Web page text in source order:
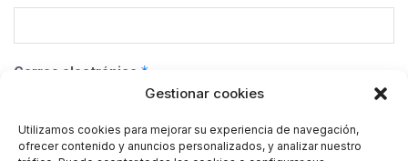
Gestionar cookies
Utilizamos cookies para mejorar su experiencia de navegación,
ofrecer contenido y anuncios personalizados, y analizar nuestro
Correo electrónico *
Web